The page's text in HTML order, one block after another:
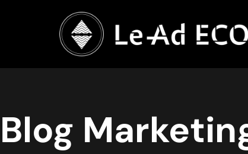
Blog